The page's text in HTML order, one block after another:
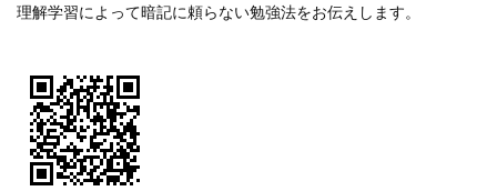
理解学習によって暗記に頼らない勉強法をお伝えします。